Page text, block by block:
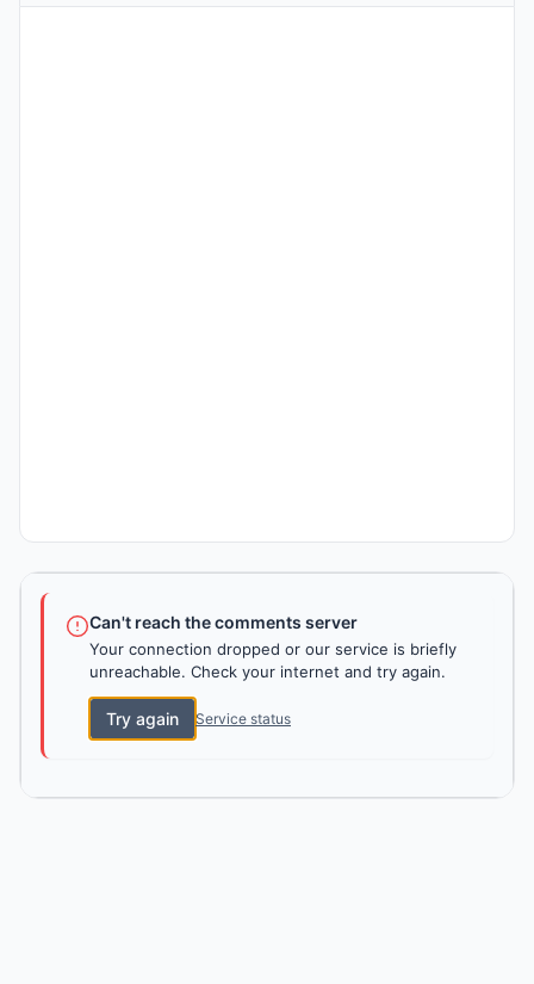
Can't reach the comments server
Your connection dropped or our service is briefly
unreachable. Check your internet and try again.
Try again Service status